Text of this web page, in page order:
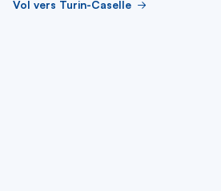
Vol vers Turin-Caselle